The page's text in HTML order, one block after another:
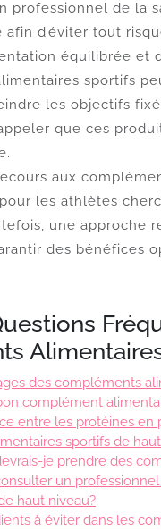
professionnel de la
d’éviter tout
équilibrée et
sportifs
les objectifs
que ces
aux
les athlètes
une approche
des bénéfices
des compléments
complément
entre les protéines
sportifs de
je prendre des
un
haut niveau?
à éviter dans les